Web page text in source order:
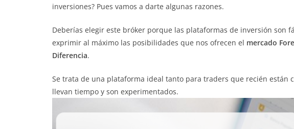
inversiones? Pues vamos a darte algunas razones.
Deberías elegir este bróker porque las plataformas de inversión son
exprimir al máximo las posibilidades que nos ofrecen el mercado
Diferencia.
Se trata de una plataforma ideal tanto para traders que recién están
llevan tiempo y son experimentados.